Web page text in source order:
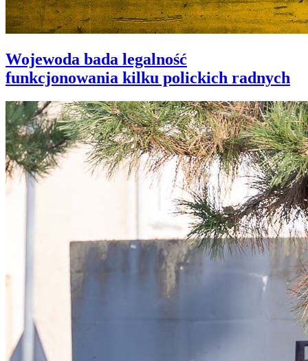
Wojewoda bada legalność
funkcjonowania kilku polickich radnych